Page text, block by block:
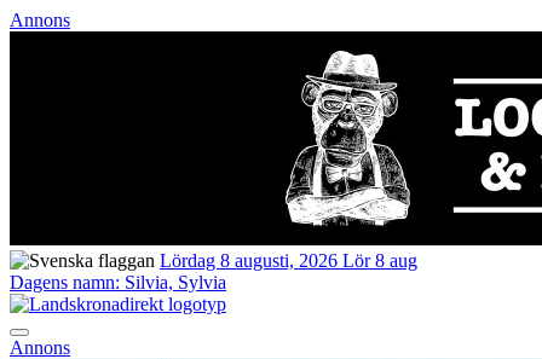
Annons
Lördag 8 augusti, 2026 Lör 8 aug
Dagens namn: Silvia, Sylvia
Annons